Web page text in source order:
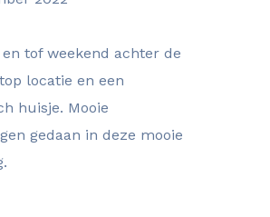
tof weekend achter de
locatie en een
huisje. Mooie
gedaan in deze mooie